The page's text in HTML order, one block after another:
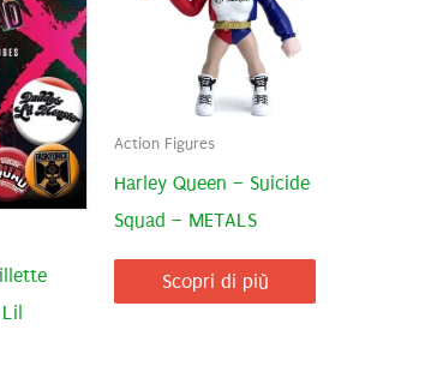
Action Figures
Harley Queen – Suicide
Squad – METALS
Scopri di più